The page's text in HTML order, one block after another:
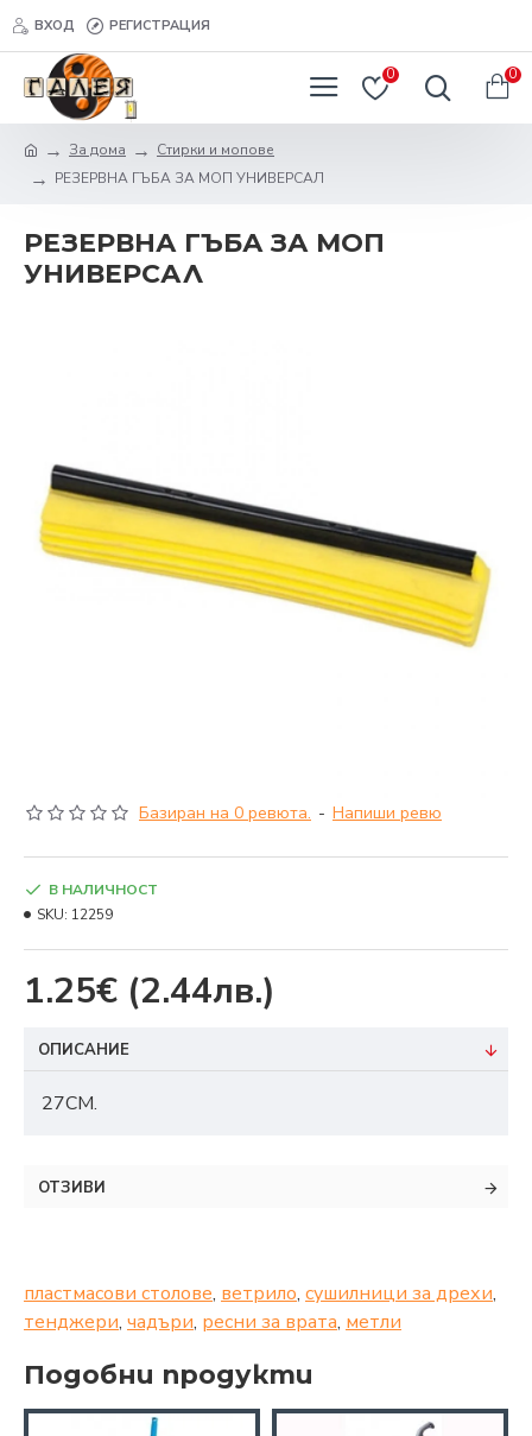
ВХОД РЕГИСТРАЦИЯ
0 0
За дома
Стирки и мопове
РЕЗЕРВНА ГЪБА ЗА МОП УНИВЕРСАЛ
РЕЗЕРВНА ГЪБА ЗА МОП
УНИВЕРСАЛ
Базиран на 0 ревюта. - Напиши ревю
1.25€ (2.44лв.)
В НАЛИЧНОСТ
SKU: 12259
ОПИСАНИЕ
27СМ.
ОТЗИВИ
пластмасови столове, ветрило, сушилници за дрехи,
тенджери, чадъри, ресни за врата, метли
Подобни продукти